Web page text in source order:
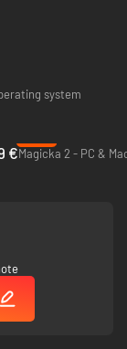
maléfiques en
super
et des
system
€Magicka 2 - PC &